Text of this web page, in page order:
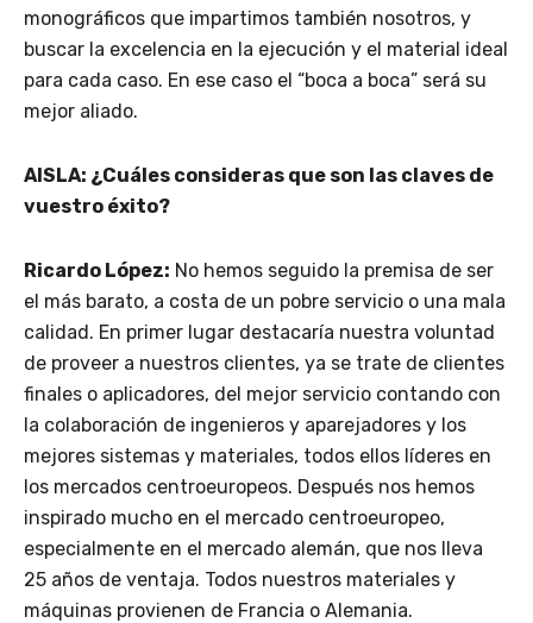
monográficos que impartimos también nosotros, y
buscar la excelencia en la ejecución y el material ideal
para cada caso. En ese caso el “boca a boca” será su
mejor aliado.
AISLA: ¿Cuáles consideras que son las claves de
vuestro éxito?
Ricardo López: No hemos seguido la premisa de ser
el más barato, a costa de un pobre servicio o una mala
calidad. En primer lugar destacaría nuestra voluntad
de proveer a nuestros clientes, ya se trate de clientes
finales o aplicadores, del mejor servicio contando con
la colaboración de ingenieros y aparejadores y los
mejores sistemas y materiales, todos ellos líderes en
los mercados centroeuropeos. Después nos hemos
inspirado mucho en el mercado centroeuropeo,
especialmente en el mercado alemán, que nos lleva
25 años de ventaja. Todos nuestros materiales y
máquinas provienen de Francia o Alemania.